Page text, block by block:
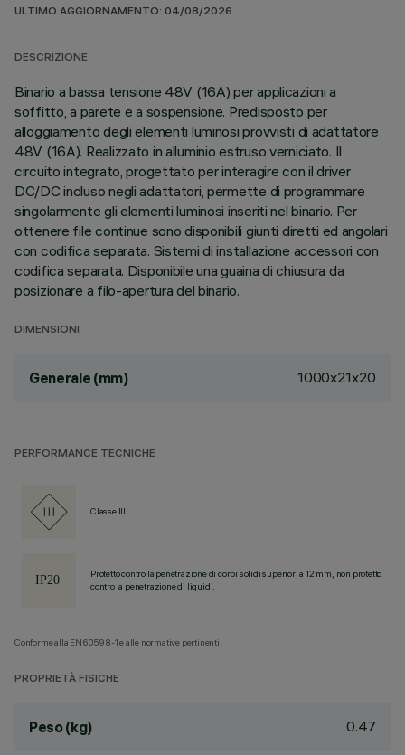
ULTIMO AGGIORNAMENTO: 04/08/2026
DESCRIZIONE
Binario a bassa tensione 48V (16A) per applicazioni a
soffitto, a parete e a sospensione. Predisposto per
alloggiamento degli elementi luminosi provvisti di adattatore
48V (16A). Realizzato in alluminio estruso verniciato. Il
circuito integrato, progettato per interagire con il driver
DC/DC incluso negli adattatori, permette di programmare
singolarmente gli elementi luminosi inseriti nel binario. Per
ottenere file continue sono disponibili giunti diretti ed angolari
con codifica separata. Sistemi di installazione accessori con
codifica separata. Disponibile una guaina di chiusura da
posizionare a filo-apertura del binario.
DIMENSIONI
Generale (mm) 1000x21x20
PERFORMANCE TECNICHE
Classe III
Protetto contro la penetrazione di corpi solidi superiori a 12 mm, non protetto
contro la penetrazione di liquidi.
Conforme alla EN60598-1 e alle normative pertinenti.
PROPRIETÀ FISICHE
Peso (kg) 0.47